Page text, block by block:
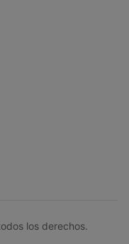
los derechos.